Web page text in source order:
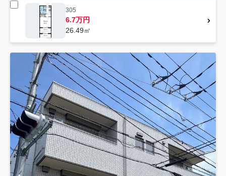
305
6.7万円
26.49㎡